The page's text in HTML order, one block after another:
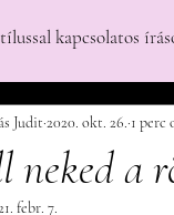
kapcsolatos
írások
neked a
Judit 2020. okt. 26. 1 perc
febr. 7.